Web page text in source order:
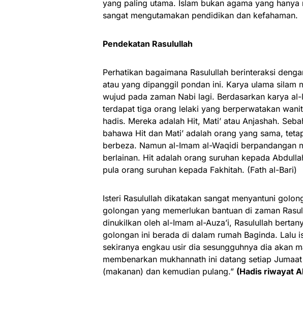
yang paling utama. Islam bukan agama yang
sangat mengutamakan pendidikan dan kefahaman.
Pendekatan Rasulullah
Perhatikan bagaimana Rasulullah berinteraksi
atau yang dipanggil pondan ini. Karya ulama silam
wujud pada zaman Nabi lagi. Berdasarkan karya
terdapat tiga orang lelaki yang berperwatakan
hadis. Mereka adalah Hit, Mati’ atau Anjashah.
bahawa Hit dan Mati’ adalah orang yang sama,
berbeza. Namun al-Imam al-Waqidi berpandangan
berlainan. Hit adalah orang suruhan kepada
pula orang suruhan kepada Fakhitah. (Fath al-Bari)
Isteri Rasulullah dikatakan sangat menyantuni
golongan yang memerlukan bantuan di zaman
dinukilkan oleh al-Imam al-Auza’i, Rasulullah
golongan ini berada di dalam rumah Baginda. Lalu
sekiranya engkau usir dia sesungguhnya dia akan
membenarkan mukhannath ini datang setiap
(makanan) dan kemudian pulang.” (Hadis riwayat